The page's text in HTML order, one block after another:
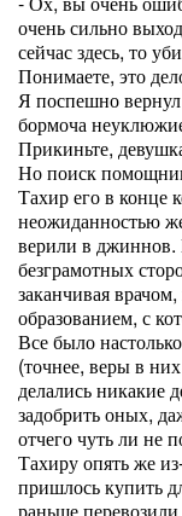
очень сильно
сейчас здесь, то
Понимаете, это
Я поспешно
бормоча
Прикиньте,
Но поиск
Тахир его в конце
неожиданностью
верили в джиннов.
безграмотных
заканчивая
образованием, с
Все было
(точнее, веры в
делались никакие
задобрить оных,
отчего чуть ли не
Тахиру опять же
пришлось купить